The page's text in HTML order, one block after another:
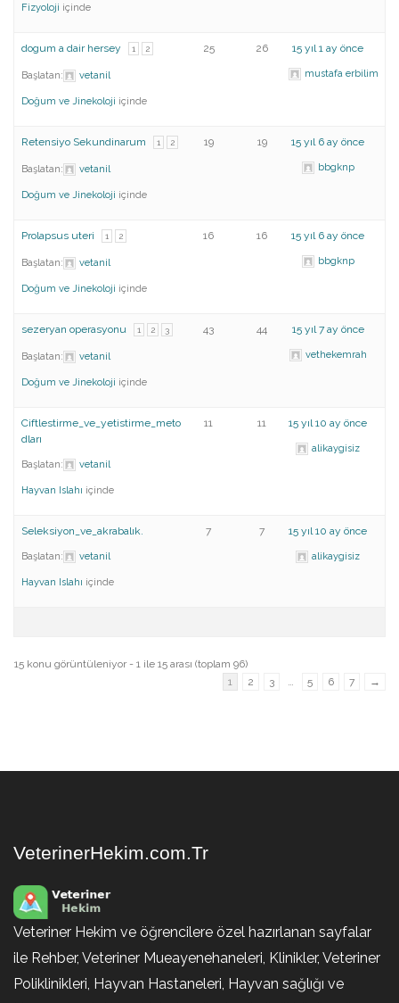
Fizyoloji içinde
dogum a dair hersey 1 2
Başlatan: vetanil
Doğum ve Jinekoloji içinde
25 26 15 yıl 1 ay önce
mustafa erbilim
Retensiyo Sekundinarum 1 2
Başlatan: vetanil
Doğum ve Jinekoloji içinde
19 19 15 yıl 6 ay önce
bbgknp
Prolapsus uteri 1 2
Başlatan: vetanil
Doğum ve Jinekoloji içinde
16 16 15 yıl 6 ay önce
bbgknp
sezeryan operasyonu 1 2 3
Başlatan: vetanil
Doğum ve Jinekoloji içinde
43 44 15 yıl 7 ay önce
vethekemrah
Ciftlestirme_ve_yetistirme_meto
dları
Başlatan: vetanil
Hayvan Islahı içinde
11 11 15 yıl 10 ay önce
alikaygisiz
Seleksiyon_ve_akrabalık.
Başlatan: vetanil
Hayvan Islahı içinde
7 7 15 yıl 10 ay önce
alikaygisiz
15 konu görüntüleniyor - 1 ile 15 arası (toplam 96)
1
2 3 … 5 6 7 →
VeterinerHekim.com.Tr
Veteriner Hekim ve öğrencilere özel hazırlanan sayfalar
ile Rehber, Veteriner Mueayenehaneleri, Klinikler, Veteriner
Poliklinikleri, Hayvan Hastaneleri, Hayvan sağlığı ve